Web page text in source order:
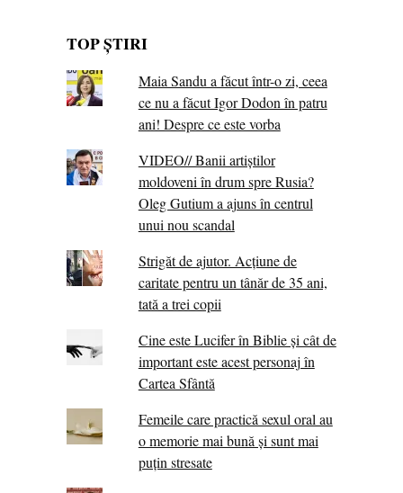
TOP ȘTIRI
Maia Sandu a făcut într-o zi, ceea
ce nu a făcut Igor Dodon în patru
ani! Despre ce este vorba
VIDEO// Banii artiștilor
moldoveni în drum spre Rusia?
Oleg Gutium a ajuns în centrul
unui nou scandal
Strigăt de ajutor. Acțiune de
caritate pentru un tânăr de 35 ani,
tată a trei copii
Cine este Lucifer în Biblie și cât de
important este acest personaj în
Cartea Sfântă
Femeile care practică sexul oral au
o memorie mai bună și sunt mai
puțin stresate